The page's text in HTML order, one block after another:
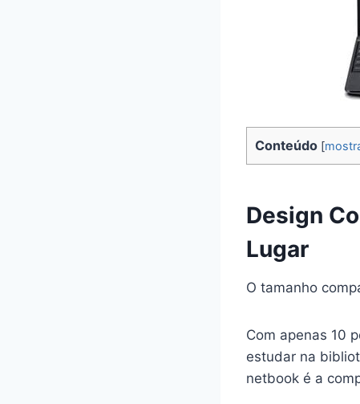
Conteúdo [
Design
Lugar
O tamanho
Com apenas 10
estudar na
netbook é a